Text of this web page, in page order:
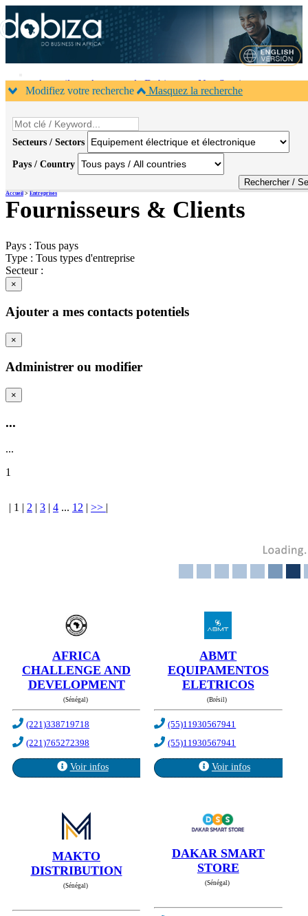
Accueil A propos de Dobiza
Nos Services
Agenda B2B
Contacts
Modifiez votre recherche Masquez la recherche
Secteurs / Sectors
Pays / Country
Accueil>Entreprises
Fournisseurs & Clients
Pays : Tous pays
Type : Tous types d'entreprise
Secteur :
×
Ajouter a mes contacts potentiels
×
Administrer ou modifier
×
...
...
1
1 2 3 4 ... 12 >>
AFRICA
CHALLENGE AND
DEVELOPMENT
(Sénégal)
(221)338719718
(221)765272398
Voir infos
ABMT
EQUIPAMENTOS
ELETRICOS
(Brésil)
(55)11930567941
(55)11930567941
Voir infos
MAKTO
DISTRIBUTION
(Sénégal)
DAKAR SMART
STORE
(Sénégal)